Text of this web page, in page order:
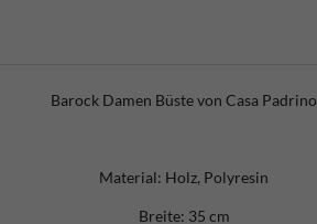
Barock Damen Büste von Casa Padrino
Material: Holz, Polyresin
Breite: 35 cm